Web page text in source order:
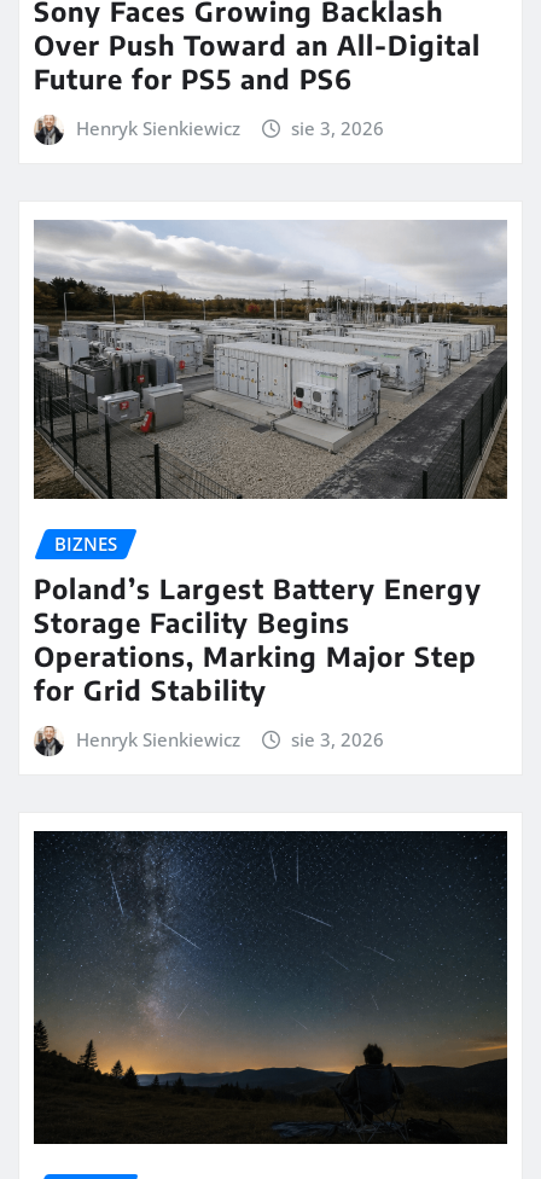
Sony Faces Growing Backlash
Over Push Toward an All-Digital
Future for PS5 and PS6
Henryk Sienkiewicz sie 3, 2026
BIZNES
Poland’s Largest Battery Energy
Storage Facility Begins
Operations, Marking Major Step
for Grid Stability
Henryk Sienkiewicz sie 3, 2026